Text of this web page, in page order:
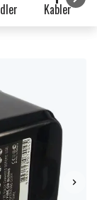
Kabler